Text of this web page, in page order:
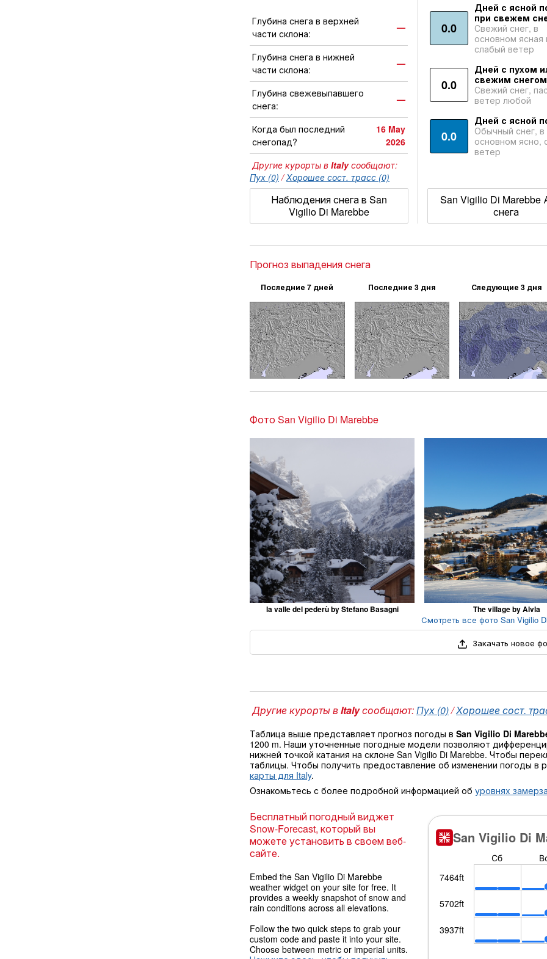
Глубина снега в верхней
части склона:
—
Глубина снега в нижней
части склона:
—
Глубина свежевыпавшего
снега:
—
Когда был последний
снегопад?
16 May
2026
Другие курорты в Italyсообщают:
Пух (0) /Хорошее сост. трасс (0)
Наблюдения снега в San
Vigilio Di Marebbe
0.0
Дней с ясной
при свежем
Свежий снег, в
основном ясная
слабый ветер
0.0
Дней с пухом
свежим снегом
Свежий снег,
ветер любой
0.0
Дней с ясной
Обычный снег, в
основном ясно,
ветер
San Vigilio Di Marebbe
снега
Прогноз выпадения снега
Последние 7 дней Последние 3 дня Следующие 3 дня
Фото San Vigilio Di Marebbe
la valle del pederù by Stefano Basagni The village by Alvla
Смотреть все фото San Vigilio
Закачать новое
Другие курорты вItalyсообщают:Пух (0)/Хорошее сост.
Таблица выше представляет прогноз погоды в San Vigilio Di
1200 m. Наши уточненные погодные модели позволяют
нижней точкой катания на склоне San Vigilio Di Marebbe. Чтобы
таблицы. Чтобы получить предоставление об изменении погоды в
карты для Italy.
Ознакомьтесь с более подробной информацией об уровнях
Бесплатный погодный виджет
Snow-Forecast, который вы
можете установить в своем веб-
сайте.
Embed the San Vigilio Di Marebbe
weather widget on your site for free. It
provides a weekly snapshot of snow and
rain conditions across all elevations.
Follow the two quick steps to grab your
custom code and paste it into your site.
Choose between metric or imperial units.